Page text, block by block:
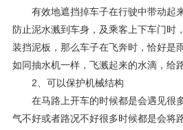
有效地遮挡掉车子在行驶中带动起
防止泥水溅到车身，及乘客上下车门时
装挡泥板，那么车子在飞奔时，恰好是
如同抽水机一样，飞溅起来的水滴，给
2、可以保护机械结构
在马路上开车的时候都是会遇见很
气不好或者路况不好很多时候都是会将